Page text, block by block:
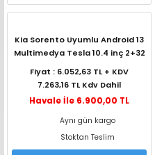
Takımları
Takımları
Hoparlör Takımları
Kia Sorento Uyumlu Android 13
Multimedya Tesla 10.4 inç 2+32
CarPlay
Fiyat : 6.052,63 TL + KDV
7.263,16 TL Kdv Dahil
Havale İle 6.900,00 TL
Aynı gün kargo
Stoktan Teslim